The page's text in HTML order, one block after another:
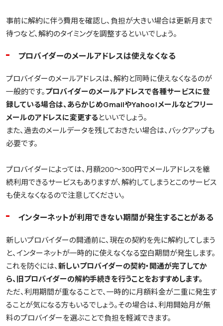
事前に解約に伴う費用を確認し、負担が大きい場合は更新月まで
待つなど、解約のタイミングを調整するといいでしょう。
プロバイダーのメールアドレスは使えなくなる
プロバイダーのメールアドレスは、解約と同時に使えなくなるのが
一般的です。プロバイダーのメールアドレスで各種サービスに登
録している場合は、あらかじめGmailやYahoo!メールなどフリー
メールのアドレスに変更する といいでしょう。
また、過去のメールデータを残しておきたい場合は、バックアップも
必要です。
プロバイダーによっては、月額200～300円でメールアドレスを継
続利用できるサービスもありますが、解約してしまうとこのサービス
も使えなくなるので注意してください。
インターネットが利用できない期間が発生することがある
新しいプロバイダーの開通前に、現在の契約を先に解約してしまう
と、インターネットが一時的に使えなくなる空白期間が発生します。
これを防ぐには、 新しいプロバイダーの契約・開通が完了してか
ら、旧プロバイダーの解約手続きを行うことをおすすめします。
ただ、利用期間が重なることで、一時的に月額料金が二重に発生す
ることが気になる方もいるでしょう。その場合は、利用開始月が無
料のプロバイダーを選ぶことで負担を軽減できます。